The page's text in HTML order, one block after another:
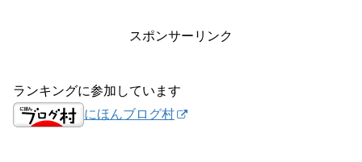
スポンサーリンク
ランキングに参加しています
にほんブログ村